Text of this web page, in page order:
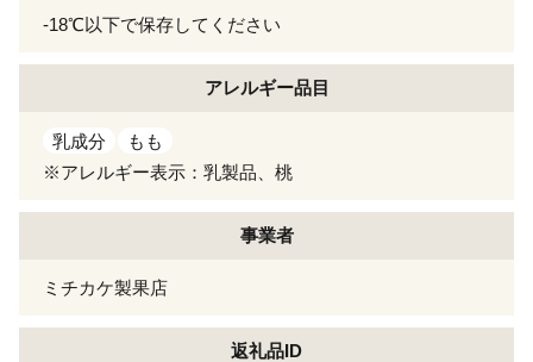
-18℃以下で保存してください
アレルギー品目
乳成分
もも
※アレルギー表示：乳製品、桃
事業者
ミチカケ製果店
返礼品ID